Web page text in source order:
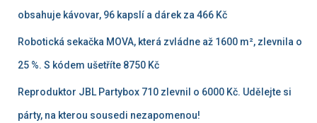
obsahuje kávovar, 96 kapslí a dárek za 466 Kč
Robotická sekačka MOVA, která zvládne až 1600 m², zlevnila o
25 %. S kódem ušetříte 8750 Kč
Reproduktor JBL Partybox 710 zlevnil o 6000 Kč. Udělejte si
párty, na kterou sousedi nezapomenou!